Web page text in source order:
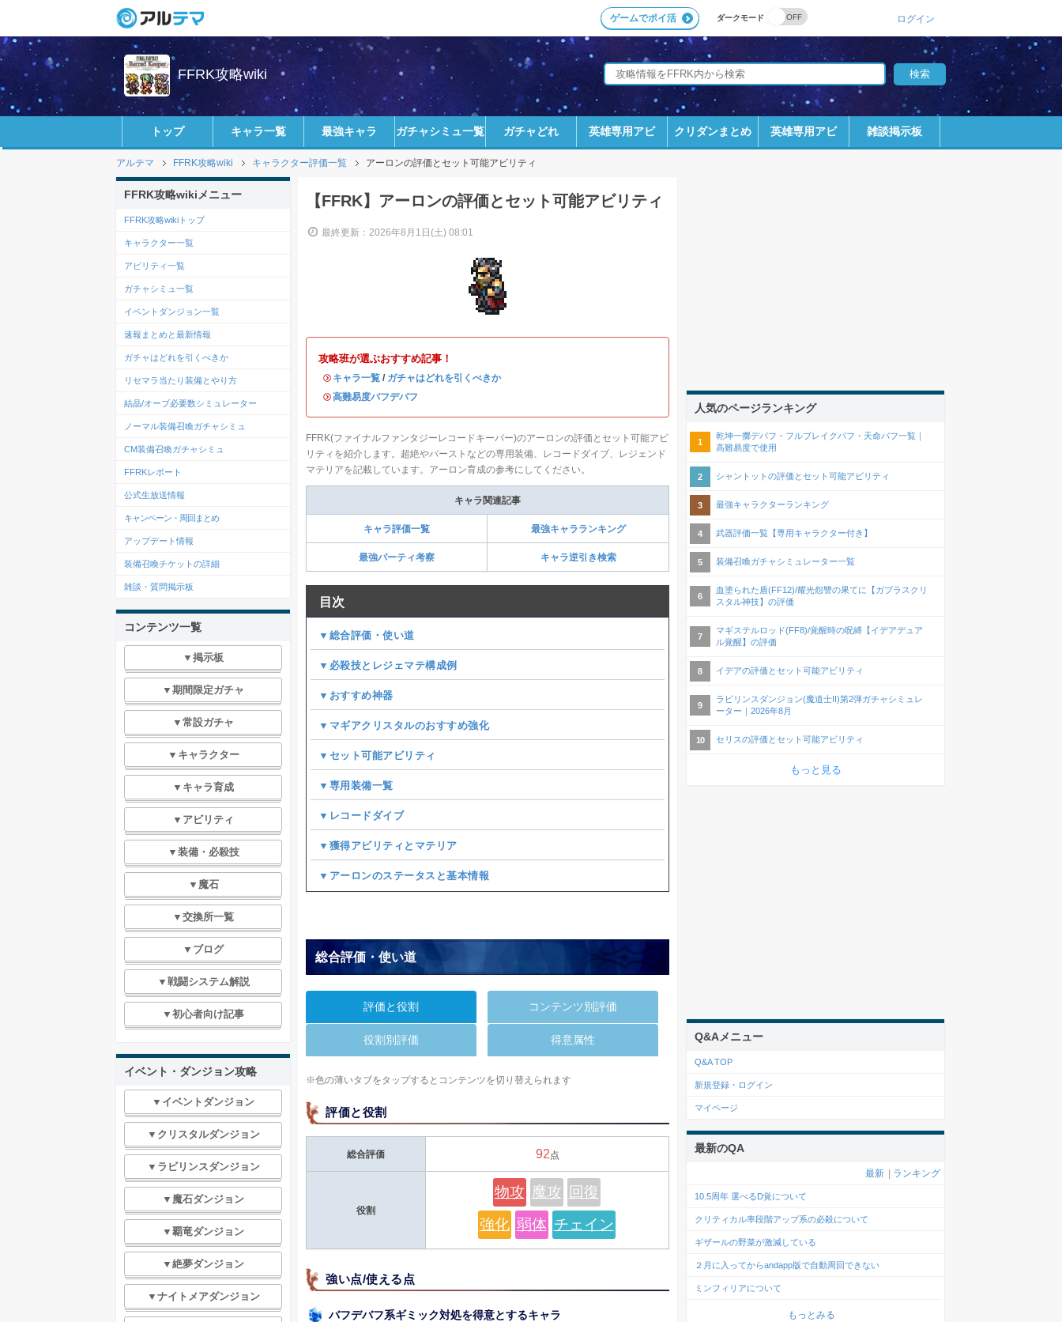
ダークモード
ゲームでポイ活 ログイン
FFRK攻略wiki
トップ キャラ一覧 最強キャラ ガチャシミュ一覧 ガチャどれ 英雄専用アビ クリダンまとめ 英雄専用アビ 雑談掲示板
アルテマ FFRK攻略wiki キャラクター評価一覧 アーロンの評価とセット可能アビリティ
【FFRK】アーロンの評価とセット可能アビリティ
最終更新：2026年8月1日(土) 08:01
攻略班が選ぶおすすめ記事！
・ キャラ一覧 / ガチャはどれを引くべきか
・高難易度バフデバフ
FFRK(ファイナルファンタジーレコードキーパー)のアーロンの評価とセット可能アビ
リティを紹介します。超絶やバーストなどの専用装備、レコードダイブ、レジェンド
マテリアを記載しています。アーロン育成の参考にしてください。
キャラ関連記事
キャラ評価一覧 最強キャラランキング
最強パーティ考察 キャラ逆引き検索
目次
▼総合評価・使い道
▼必殺技とレジェマテ構成例
▼おすすめ神器
▼マギアクリスタルのおすすめ強化
▼セット可能アビリティ
▼専用装備一覧
▼レコードダイブ
▼獲得アビリティとマテリア
▼アーロンのステータスと基本情報
総合評価・使い道
評価と役割 コンテンツ別評価
役割別評価 得意属性
※色の薄いタブをタップするとコンテンツを切り替えられます
評価と役割
総合評価 92 点
役割
物攻 魔攻
回復
強化 弱体 チェイン
強い点/使える点
バフデバフ系ギミック対処を得意とするキャラ
FFRK攻略wikiメニュー
FFRK攻略wikiトップ
キャラクター一覧
アビリティ一覧
ガチャシミュ一覧
イベントダンジョン一覧
速報まとめと最新情報
ガチャはどれを引くべきか
リセマラ当たり装備とやり方
結晶/オーブ必要数シミュレーター
ノーマル装備召喚ガチャシミュ
CM装備召喚ガチャシミュ
FFRKレポート
公式生放送情報
キャンペーン・周回まとめ
アップデート情報
装備召喚チケットの詳細
雑談・質問掲示板
コンテンツ一覧
▼掲示板
▼期間限定ガチャ
▼常設ガチャ
▼キャラクター
▼キャラ育成
▼アビリティ
▼装備・必殺技
▼魔石
▼交換所一覧
▼ブログ
▼戦闘システム解説
▼初心者向け記事
イベント・ダンジョン攻略
▼イベントダンジョン
▼クリスタルダンジョン
▼ラビリンスダンジョン
▼魔石ダンジョン
▼覇竜ダンジョン
▼絶夢ダンジョン
▼ナイトメアダンジョン
人気のページランキング
乾坤一擲デバフ・フルブレイクバフ・天命バフ一覧｜
高難易度で使用
シャントットの評価とセット可能アビリティ
最強キャラクターランキング
武器評価一覧【専用キャラクター付き】
装備召喚ガチャシミュレーター一覧
血塗られた盾(FF12)/耀光怨讐の果てに【ガブラスクリ
スタル神技】の評価
マギステルロッド(FF8)/覚醒時の呪縛【イデアデュア
ル覚醒】の評価
イデアの評価とセット可能アビリティ
ラビリンスダンジョン(魔道士II)第2弾ガチャシミュレ
ーター｜2026年8月
セリスの評価とセット可能アビリティ
もっと見る
Q&Aメニュー
Q&A TOP
新規登録・ログイン
マイページ
最新のQA
最新 ランキング
10.5周年 選べるD覚について
クリティカル率段階アップ系の必殺について
ギザールの野菜が激減している
２月に入ってからandapp版で自動周回できない
ミンフィリアについて
もっとみる